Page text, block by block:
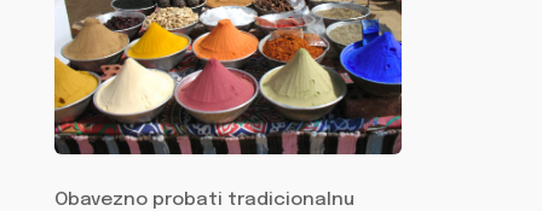
Obavezno probati tradicionalnu